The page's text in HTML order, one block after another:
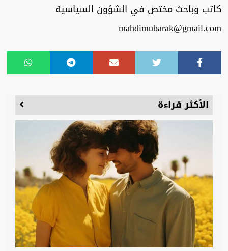
كاتب وباحث مختص في الشؤون السياسية
mahdimubarak@gmail.com
الأكثر قراءة